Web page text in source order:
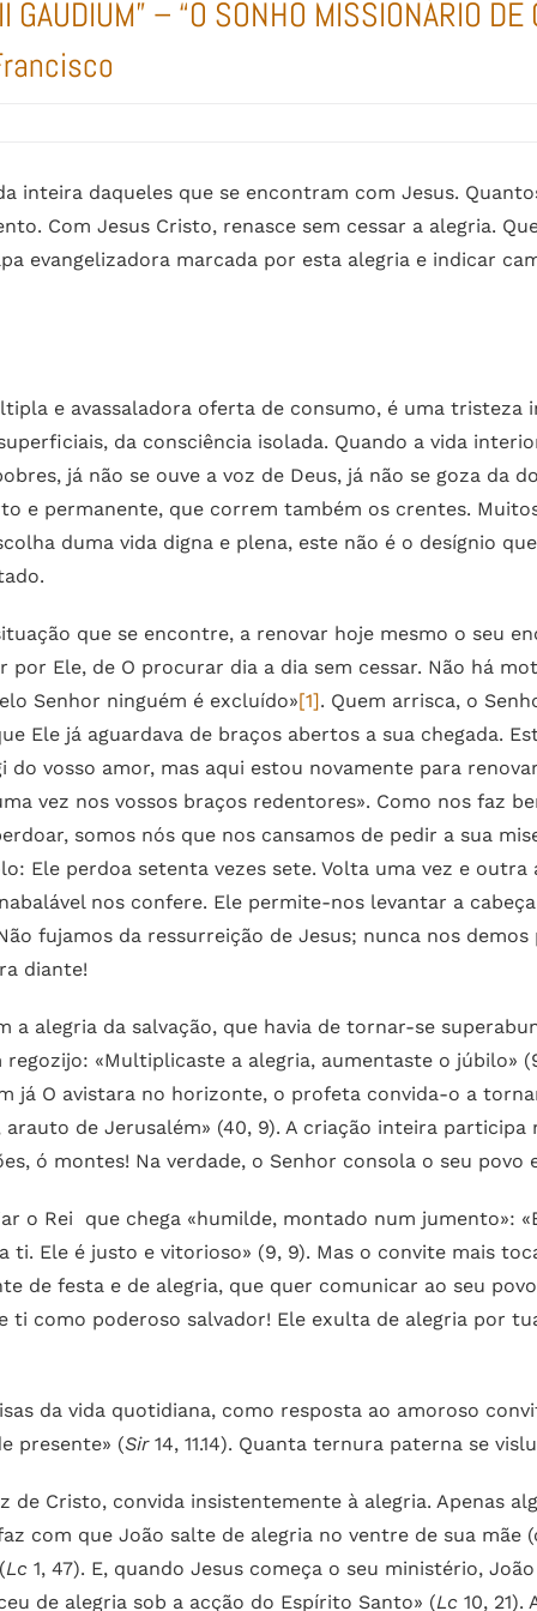
GAUDIUM” – “O SONHO MISSIONÁRIO
inteira daqueles que se encontram com Jesus.
Com Jesus Cristo, renasce sem cessar a alegria.
evangelizadora marcada por esta alegria e indicar
e avassaladora oferta de consumo, é uma
da consciência isolada. Quando a vida
já não se ouve a voz de Deus, já não se goza da
e permanente, que correm também os crentes.
duma vida digna e plena, este não é o desígnio
que se encontre, a renovar hoje mesmo o seu
Ele, de O procurar dia a dia sem cessar. Não há
Senhor ninguém é excluído»[1]. Quem arrisca, o
Ele já aguardava de braços abertos a sua chegada.
vosso amor, mas aqui estou novamente para
vez nos vossos braços redentores». Como nos faz
somos nós que nos cansamos de pedir a sua
Ele perdoa setenta vezes sete. Volta uma vez e
nos confere. Ele permite-nos levantar a
fujamos da ressurreição de Jesus; nunca nos
diante!
a alegria da salvação, que havia de tornar-se
«Multiplicaste a alegria, aumentaste o júbilo»
já O avistara no horizonte, o profeta convida-o a
de Jerusalém» (40, 9). A criação inteira participa
ó montes! Na verdade, o Senhor consola o seu povo
o Rei que chega «humilde, montado num jumento»:
ti. Ele é justo e vitorioso» (9, 9). Mas o convite mais
de festa e de alegria, que quer comunicar ao seu
ti como poderoso salvador! Ele exulta de alegria por
da vida quotidiana, como resposta ao amoroso
presente» (Sir14, 11.14). Quanta ternura paterna se
de Cristo, convida insistentemente à alegria. Apenas
com que João salte de alegria no ventre de sua mãe
Lc 1, 47). E, quando Jesus começa o seu ministério,
de alegria sob a acção do Espírito Santo» (Lc 10,